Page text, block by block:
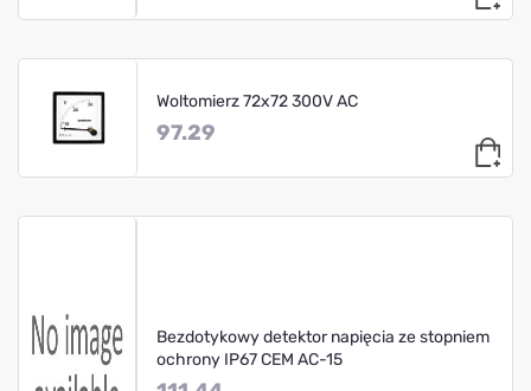
Woltomierz 72x72 300V AC
97.29
Bezdotykowy detektor napięcia ze stopniem
ochrony IP67 CEM AC-15